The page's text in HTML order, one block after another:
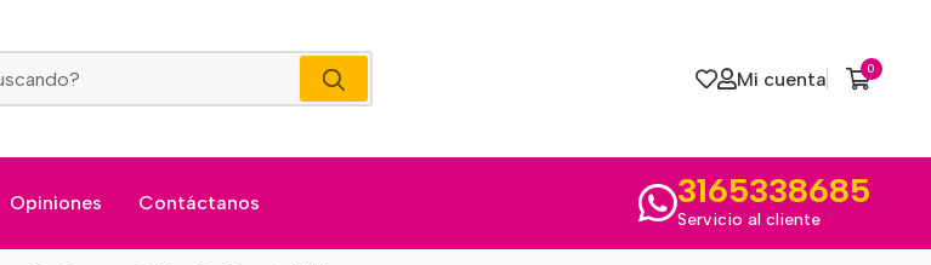
Mi cuenta 0
Opiniones Contáctanos 3165338685
Servicio al cliente